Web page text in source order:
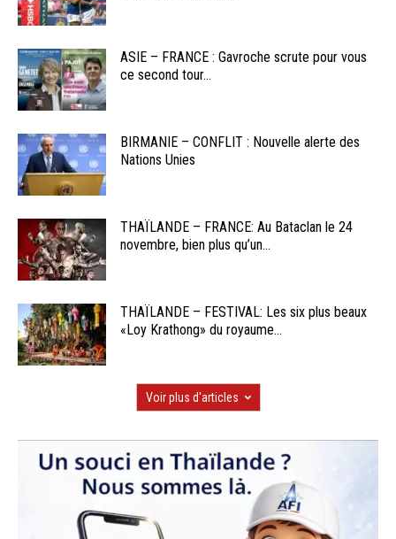
ASIE – FRANCE : Gavroche scrute pour vous
ce second tour...
BIRMANIE – CONFLIT : Nouvelle alerte des
Nations Unies
THAÏLANDE – FRANCE: Au Bataclan le 24
novembre, bien plus qu’un...
THAÏLANDE – FESTIVAL: Les six plus beaux
«Loy Krathong» du royaume...
Voir plus d'articles